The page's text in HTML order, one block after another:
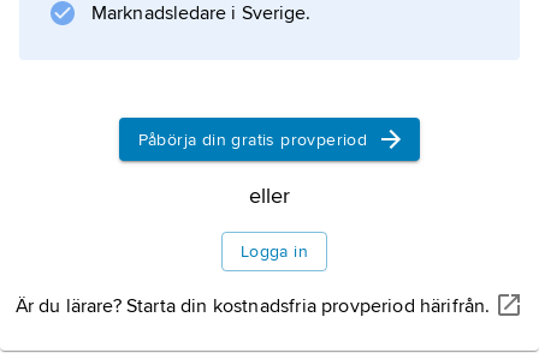
Information om artikeln
Marknadsledare i Sverige.
Påbörja din gratis provperiod
eller
Logga in
Är du lärare? Starta din kostnadsfria provperiod härifrån.